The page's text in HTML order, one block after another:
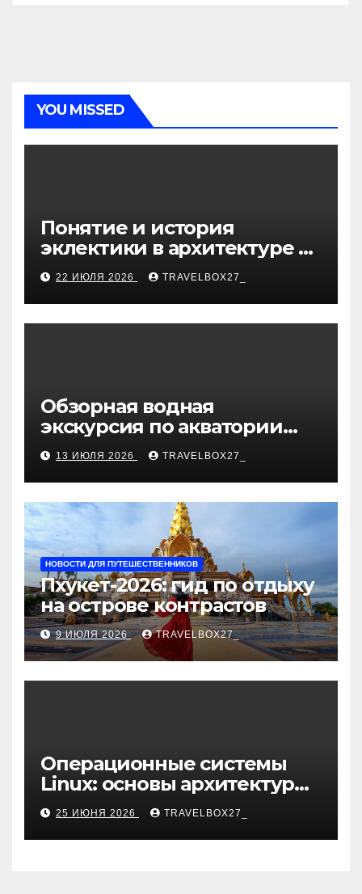
YOU MISSED
Понятие и история
эклектики в архитектуре и
дизайне интерьеров
22 ИЮЛЯ 2026 TRAVELBOX27_
Обзорная водная
экскурсия по акватории
бухты Песчаная
13 ИЮЛЯ 2026 TRAVELBOX27_
НОВОСТИ ДЛЯ ПУТЕШЕСТВЕННИКОВ
Пхукет-2026: гид по отдыху
на острове контрастов
9 ИЮЛЯ 2026 TRAVELBOX27_
Операционные системы
Linux: основы архитектуры,
компоненты и области
применения
25 ИЮНЯ 2026 TRAVELBOX27_